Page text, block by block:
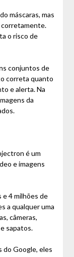
máscaras, mas
corretamente.
o risco de
conjuntos de
correta quanto
e alerta. Na
da
é um
e imagens
e 4 milhões de
a qualquer uma
câmeras,
sapatos.
Google, eles